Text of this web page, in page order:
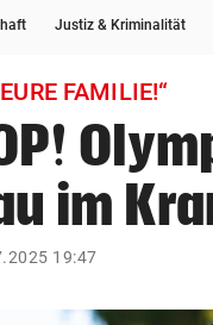
Justiz & Kriminalität
FAMILIE!“
im
19:47